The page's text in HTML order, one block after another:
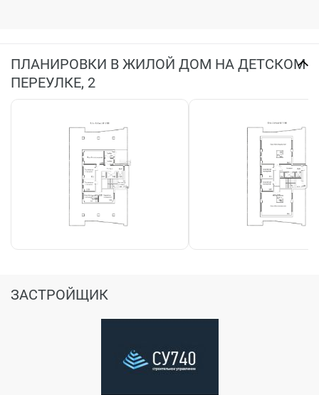
ПЛАНИРОВКИ В ЖИЛОЙ ДОМ НА ДЕТСКОМ
ПЕРЕУЛКЕ, 2
ЗАСТРОЙЩИК